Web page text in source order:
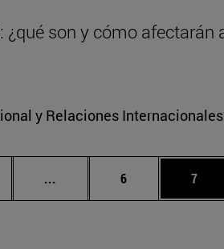
¿qué son y cómo
y Relaciones
... Páginas intermedias Use
Página
6 7